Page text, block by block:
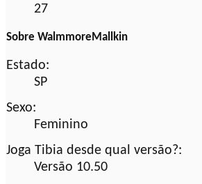
27
Sobre WalmmoreMallkin
Estado:
SP
Sexo:
Feminino
Joga Tibia desde qual versão?:
Versão 10.50